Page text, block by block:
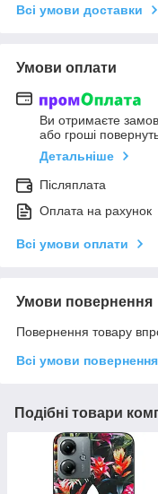
Всі умови доставки
Умови оплати
Ви отримаєте
або гроші
Детальніше
Післяплата
Оплата на рахунок
Всі умови оплати
Умови повернення
Повернення товару
Всі умови повернення
Подібні товари